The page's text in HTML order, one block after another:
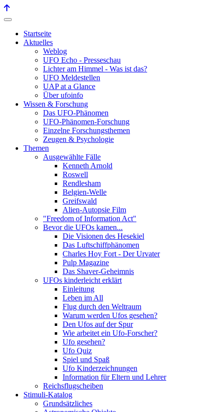
Startseite
Aktuelles
Weblog
UFO Echo - Presseschau
Lichter am Himmel - Was ist das?
UFO Meldestellen
UAP at a Glance
Über ufoinfo
Wissen & Forschung
Das UFO-Phänomen
UFO-Phänomen-Forschung
Einzelne Forschungsthemen
Zeugen & Psychologie
Themen
Ausgewählte Fälle
Kenneth Arnold
Roswell
Rendlesham
Belgien-Welle
Greifswald
Alien-Autopsie Film
"Freedom of Information Act"
Bevor die UFOs kamen...
Die Visionen des Hesekiel
Das Luftschiffphänomen
Charles Hoy Fort - Der Urvater
Pulp Magazine
Das Shaver-Geheimnis
UFOs kinderleicht erklärt
Einleitung
Leben im All
Flug durch den Weltraum
Warum werden Ufos gesehen?
Den Ufos auf der Spur
Wie arbeitet ein Ufo-Forscher?
Ufo gesehen?
Ufo Quiz
Spiel und Spaß
Ufo Kinderzeichnungen
Information für Eltern und Lehrer
Reichsflugscheiben
Stimuli-Katalog
Grundsätzliches